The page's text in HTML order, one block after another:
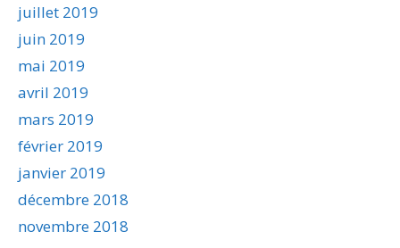
juillet 2019
juin 2019
mai 2019
avril 2019
mars 2019
février 2019
janvier 2019
décembre 2018
novembre 2018